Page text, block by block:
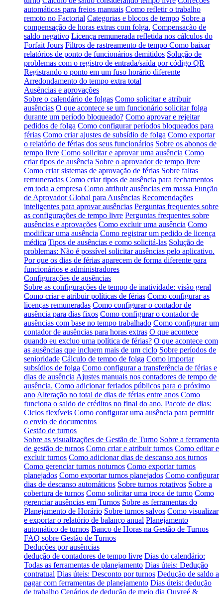
automáticas para freios manuais Como refletir o trabalho
remoto no Factorial Categorias e blocos de tempo Sobre a
compensação de horas extras com folga. Compensação de
saldo negativo Licença remunerada refletida nos cálculos do
Forfait Jours Filtros de rastreamento de tempo Como baixar
relatórios de ponto de funcionários demitidos Solução de
problemas com o registro de entrada/saída por código QR
Registrando o ponto em um fuso horário diferente
Arredondamento do tempo extra total
Ausências e aprovações
Sobre o calendário de folgas Como solicitar e atribuir
ausências O que acontece se um funcionário solicitar folga
durante um período bloqueado? Como aprovar e rejeitar
pedidos de folga Como configurar períodos bloqueados para
férias Como criar ajustes de subsídio de folga Como exportar
o relatório de férias dos seus funcionários Sobre os abonos de
tempo livre Como solicitar e aprovar uma ausência Como
criar tipos de ausência Sobre o aprovador de tempo livre
Como criar sistemas de aprovação de férias Sobre faltas
remuneradas Como criar tipos de ausência para fechamentos
em toda a empresa Como atribuir ausências em massa Função
de Aprovador Global para Ausências Recomendações
inteligentes para aprovar ausências Perguntas frequentes sobre
as configurações de tempo livre Perguntas frequentes sobre
ausências e aprovações Como excluir uma ausência Como
modificar uma ausência Como registrar um pedido de licença
médica Tipos de ausências e como solicitá-las Solução de
problemas: Não é possível solicitar ausências pelo aplicativo.
Por que os dias de férias aparecem de forma diferente para
funcionários e administradores
Configurações de ausências
Sobre as configurações de tempo de inatividade: visão geral
Como criar e atribuir políticas de férias Como configurar as
licenças remuneradas Como configurar o contador de
ausência para dias fixos Como configurar o contador de
ausências com base no tempo trabalhado Como configurar um
contador de ausências para horas extras O que acontece
quando eu excluo uma política de férias? O que acontece com
as ausências que incluem mais de um ciclo Sobre períodos de
senioridade Cálculo de tempo de folga Como importar
subsídios de folga Como configurar a transferência de férias e
dias de ausência Ajustes manuais nos contadores de tempo de
ausência. Como adicionar feriados públicos para o próximo
ano Alteração no total de dias de férias entre anos Como
funciona o saldo de créditos no final do ano. Pacote de dias:
Ciclos flexíveis Como configurar uma ausência para permitir
o envio de documentos
Gestão de turnos
Sobre as visualizações de Gestão de Turno Sobre a ferramenta
de gestão de turnos Como criar e atribuir turnos Como editar e
excluir turnos Como adicionar dias de descanso aos turnos
Como gerenciar turnos noturnos Como exportar turnos
planejados Como exportar turnos planejados Como configurar
dias de descanso automáticos Sobre turnos rotativos Sobre a
cobertura de turnos Como solicitar uma troca de turno Como
gerenciar ausências em Turnos Sobre as ferramentas do
Planejamento de Horário Sobre turnos salvos Como visualizar
e exportar o relatório de balanço anual Planejamento
automático de turnos Banco de Horas na Gestão de Turnos
FAQ sobre Gestão de Turnos
Deduções por ausências
dedução de contadores de tempo livre Dias do calendário:
Todas as ferramentas de planejamento Dias úteis: Dedução
contratual Dias úteis: Desconto por turnos Dedução de saldo a
pagar com ferramentas de planejamento Dias úteis: dedução
de trabalho Cenários de dedução de meio dia Ouvreé &